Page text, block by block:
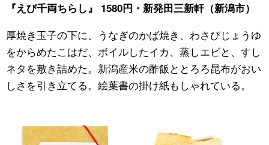
『えび千両ちらし』 1580円・新発田三新軒（新潟市）
厚焼き玉子の下に、うなぎのかば焼き、わさびじょうゆ
をからめたこはだ、ボイルしたイカ、蒸しエビと、すし
ネタを敷き詰めた。新潟産米の酢飯ととろろ昆布がおい
しさを引き立てる。絵葉書の掛け紙もしゃれている。